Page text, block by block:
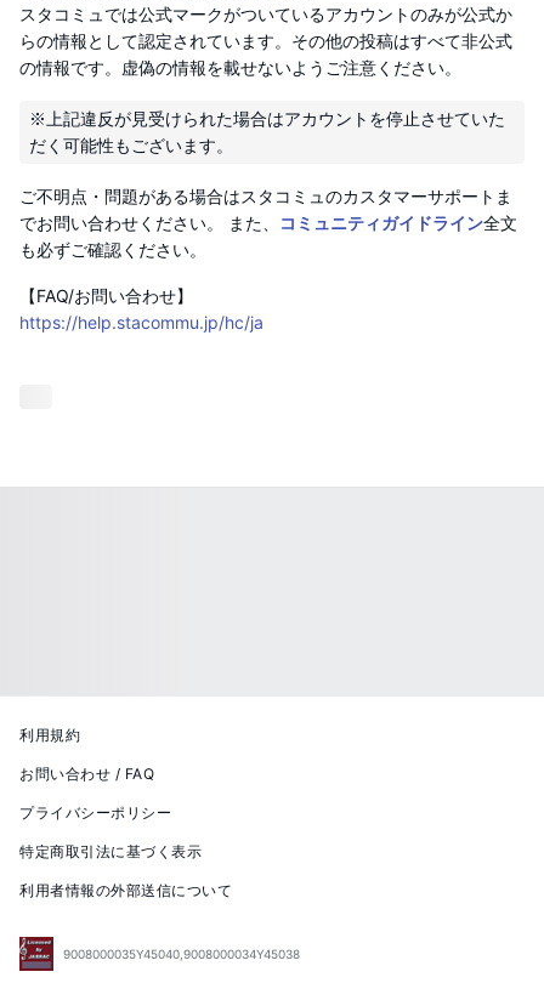
スタコミュでは公式マークがついているアカウントのみが公式か
らの情報として認定されています。その他の投稿はすべて非公式
の情報です。虚偽の情報を載せないようご注意ください。
※上記違反が見受けられた場合はアカウントを停止させていた
ご不明点・問題がある場合はスタコミュのカスタマーサポートま
でお問い合わせください。 また、
コミュニティガイドライン全文
も必ずご確認ください。
【FAQ/お問い合わせ】
https://help.stacommu.jp/hc/ja
利用規約
お問い合わせ / FAQ
プライバシーポリシー
特定商取引法に基づく表示
利用者情報の外部送信について
9008000035Y45040,9008000034Y45038